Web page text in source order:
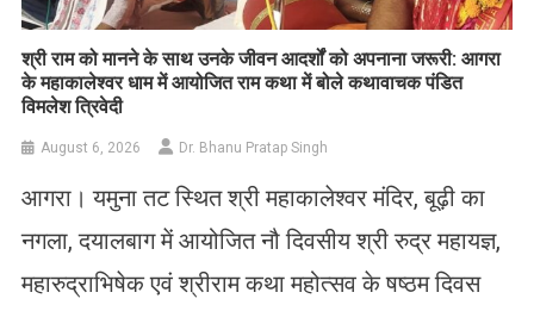
​श्री राम को मानने के साथ उनके जीवन आदर्शों को अपनाना जरूरी: आगरा
के महाकालेश्वर धाम में आयोजित राम कथा में बोले कथावाचक पंडित
विमलेश त्रिवेदी
August 6, 2026 Dr. Bhanu Pratap Singh
आगरा। यमुना तट स्थित श्री महाकालेश्वर मंदिर, बूढ़ी का
नगला, दयालबाग में आयोजित नौ दिवसीय श्री रुद्र महायज्ञ,
महारुद्राभिषेक एवं श्रीराम कथा महोत्सव के षष्ठम दिवस